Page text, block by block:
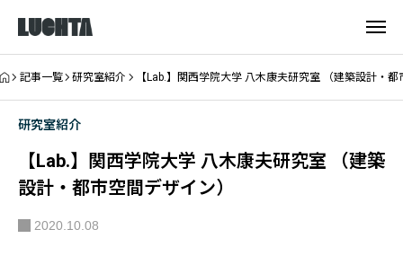
記事一覧 研究室紹介 【Lab.】関西学院大学 八木康夫研究室 （建築設計・
研究室紹介
【Lab.】関西学院大学 八木康夫研究室 （建築
設計・都市空間デザイン）
2020.10.08